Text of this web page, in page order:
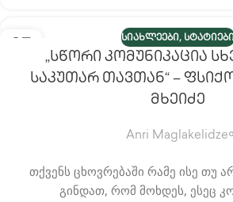
27 ᲡᲘᲐᲮᲚᲔᲔᲑᲘ,
„სწორი Კომუნიკაცია
Საკუთარ Თავთან“ –
Მხეიძე
Anri Maglakelidze
თქვენს ცხოვრებაში რამე ისე თუ
გინდათ, რომ მოხდეს, ესეც